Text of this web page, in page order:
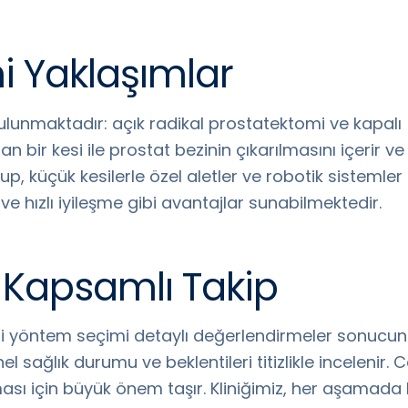
Yaklaşımlar
açık radikal prostatektomi ve
bir kesi ile prostat bezinin çıkarılmasını içerir
küçük kesilerle özel aletler ve robotik
hızlı iyileşme gibi avantajlar sunabilmektedir.
Takip
seçimi detaylı değerlendirmeler
sağlık durumu ve beklentileri titizlikle
için büyük önem taşır. Kliniğimiz, her